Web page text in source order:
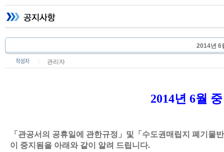
2014년 6
관리자
2014년 6월
「관공서의 공휴일에 관한규정」및「수도권매립지 폐기물
이 중지됨을 아래와 같이 알려 드립니다.